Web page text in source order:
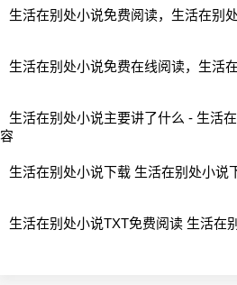
生活在别处小说免费阅读，生活在别
生活在别处小说免费在线阅读，生活
生活在别处小说主要讲了什么 - 生活
容
生活在别处小说下载 生活在别处小说
生活在别处小说TXT免费阅读 生活在